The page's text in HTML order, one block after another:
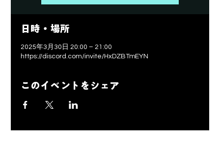
日時・場所
2025年3月30日 20:00 – 21:00
https://discord.com/invite/HxDZBTmEYN
このイベントをシェア